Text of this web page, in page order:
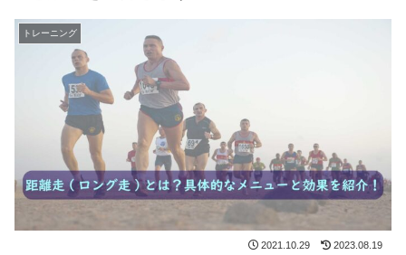
トレーニング
2021.10.29 2023.08.19